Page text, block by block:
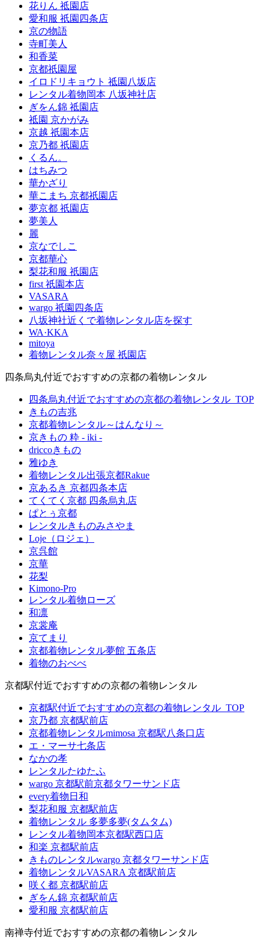
花りん 祗園店
愛和服 祇園四条店
京の物語
寺町美人
和香菜
京都祇園屋
イロドリキョウト 祗園八坂店
レンタル着物岡本 八坂神社店
ぎをん錦 祗園店
祗園 京かがみ
京越 祇園本店
京乃都 祇園店
くるん。
はちみつ
華かざり
華こまち 京都祇園店
夢京都 祇園店
夢美人
麗
京なでしこ
京都華心
梨花和服 祇園店
first 祇園本店
VASARA
wargo 祇園四条店
八坂神社近くで着物レンタル店を探す
WA·KKA
mitoya
着物レンタル奈々屋 祇園店
四条烏丸付近でおすすめの京都の着物レンタル
四条烏丸付近でおすすめの京都の着物レンタル_TOP
きもの吉兆
​京都着物レンタル～はんなり～
京きもの 粋 - iki -
driccoきもの
雅ゆき
着物レンタル出張京都Rakue
京あるき 京都四条本店
てくてく京都 四条烏丸店
ぱとぅ京都
レンタルきものみさやま
Loje（ロジェ）
京呉館
京華
花梨
Kimono-Pro
レンタル着物ローズ
和凛
京裳庵
京てまり
京都着物レンタル夢館 五条店
着物のおべべ
京都駅付近でおすすめの京都の着物レンタル
京都駅付近でおすすめの京都の着物レンタル_TOP
京乃都 京都駅前店
京都着物レンタルmimosa 京都駅八条口店
エ・マーサ七条店
なかの孝
レンタルたゆたふ
wargo 京都駅前京都タワーサンド店
every着物日和
梨花和服 京都駅前店
着物レンタル 多夢多夢(タムタム)
レンタル着物岡本京都駅西口店
和楽 京都駅前店
きものレンタルwargo 京都タワーサンド店
着物レンタルVASARA 京都駅前店
咲く都 京都駅前店
ぎをん錦 京都駅前店
愛和服 京都駅前店
南禅寺付近でおすすめの京都の着物レンタル